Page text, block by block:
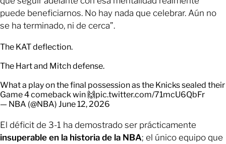
puede beneficiarnos. No hay nada que celebrar. Aún no
se ha terminado, ni de cerca”.
The KAT deflection.
The Hart and Mitch defense.
What a play on the final possession as the Knicks sealed their
Game 4 comeback win 🙌pic.twitter.com/71mcU6QbFr
— NBA (@NBA) June 12, 2026
El déficit de 3-1 ha demostrado ser prácticamente
insuperable en la historia de la NBA; el único equipo que